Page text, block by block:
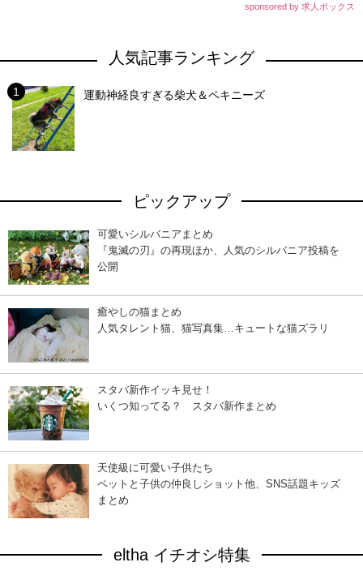
sponsored by 求人ボックス
人気記事ランキング
運動神経良すぎる柴犬＆ペキニーズ
ピックアップ
可愛いシルバニアまとめ
『鬼滅の刃』の再現ほか、人気のシルバニア投稿を
公開
癒やしの猫まとめ
人気タレント猫、猫写真集…キュートな猫ズラリ
スタバ新作イッキ見せ！
いくつ知ってる？ スタバ新作まとめ
天使級に可愛い子供たち
ペットと子供の仲良しショット他、SNS話題キッズ
まとめ
eltha イチオシ特集